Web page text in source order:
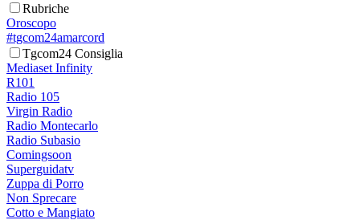
Rubriche
Oroscopo
#tgcom24amarcord
Tgcom24 Consiglia
Mediaset Infinity
R101
Radio 105
Virgin Radio
Radio Montecarlo
Radio Subasio
Comingsoon
Superguidatv
Zuppa di Porro
Non Sprecare
Cotto e Mangiato